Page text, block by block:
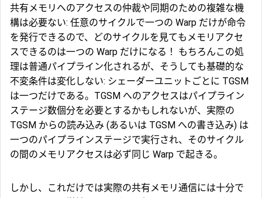
共有メモリへのアクセスの仲裁や同期のための複雑な機
構は必要ない: 任意のサイクルで一つの Warp だけが命令
を発行できるので、どのサイクルを見てもメモリアクセ
スできるのは一つの Warp だけになる！ もちろんこの処
理は普通パイプライン化されるが、そうしても基礎的な
不変条件は変化しない: シェーダーユニットごとに TGSM
は一つだけである。TGSM へのアクセスはパイプライン
ステージ数個分を必要とするかもしれないが、実際の
TGSM からの読み込み (あるいは TGSM への書き込み) は
一つのパイプラインステージで実行され、そのサイクル
の間のメモリアクセスは必ず同じ Warp で起きる。
しかし、これだけでは実際の共有メモリ通信には十分で